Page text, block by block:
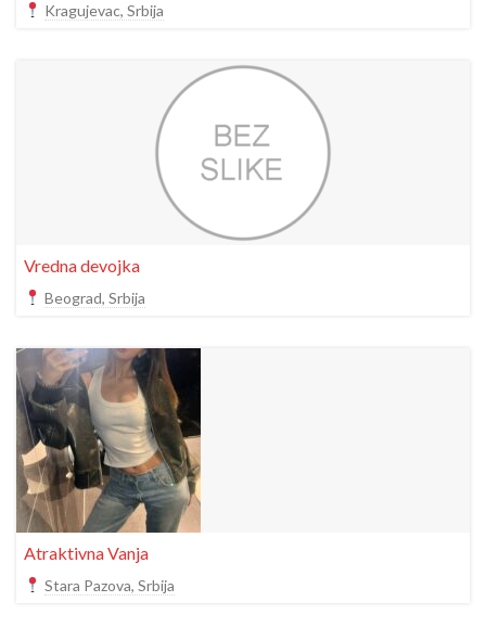
Kragujevac, Srbija
Vredna devojka
Beograd, Srbija
Atraktivna Vanja
Stara Pazova, Srbija